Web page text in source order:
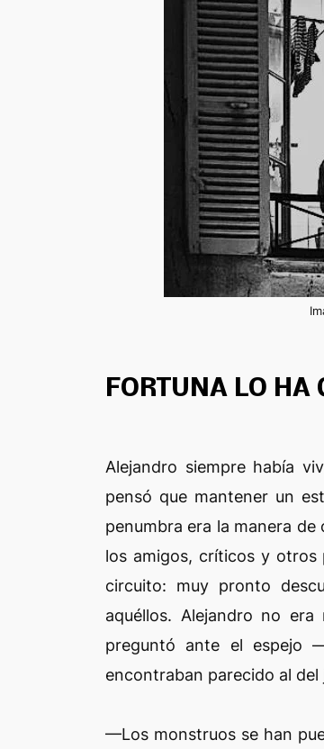
FORTUNA LO HA
Alejandro siempre había
pensó que mantener un
penumbra era la manera
los amigos, críticos y
circuito: muy pronto
aquéllos. Alejandro no
preguntó ante el espejo
encontraban parecido al
—Los monstruos se han